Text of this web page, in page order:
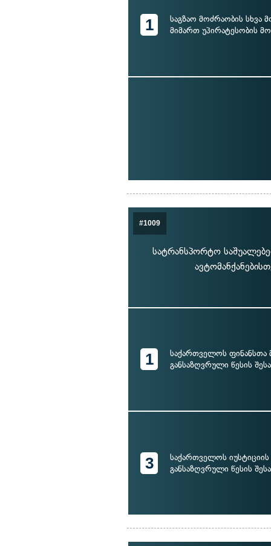
1
საგზაო მოძრაობის სხვა
მიმართ უპირატესობის
#1009
სატრანსპორტო
1
საქართველოს ფინანსთა
განსაზღვრული წესის
3
საქართველოს
განსაზღვრული წესის